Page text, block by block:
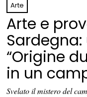
Arte
Arte e
“Origine
in un
Svelato il mistero del